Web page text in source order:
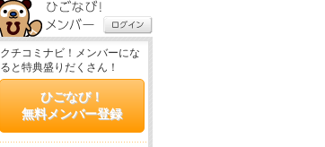
クチコミナビ！メンバーにな
ると特典盛りだくさん！
ひごなび！
無料メンバー登録